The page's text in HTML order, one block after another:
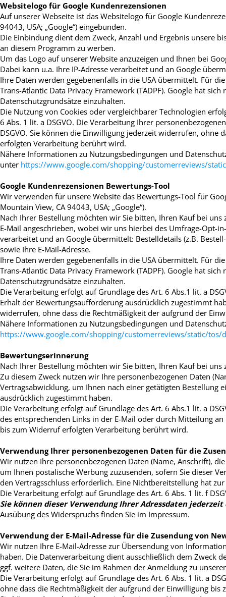
Websitelogo für Google Kundenrezensionen
Auf unserer Webseite ist das Websitelogo für Google
94043, USA; „Google“) eingebunden.
Die Einbindung dient dem Zweck, Anzahl und Ergebnis unsere
an diesem Programm zu werben.
Um das Logo auf unserer Website anzuzeigen und Ihnen bei
Dabei kann u.a. Ihre IP-Adresse verarbeitet und an Google
Ihre Daten werden gegebenenfalls in die USA übermittelt. Für
Trans-Atlantic Data Privacy Framework (TADPF). Google hat sich
Datenschutzgrundsätze einzuhalten.
Die Nutzung von Cookies oder vergleichbarer Technologien
6 Abs. 1 lit. a DSGVO. Die Verarbeitung Ihrer
DSGVO. Sie können die Einwilligung jederzeit widerrufen,
erfolgten Verarbeitung berührt wird.
Nähere Informationen zu Nutzungsbedingungen und
unter https://www.google.com/shopping/customerreviews/
Google Kundenrezensionen Bewertungs-Tool
Wir verwenden für unsere Website das Bewertungs-Tool für
Mountain View, CA 94043, USA; „Google“).
Nach Ihrer Bestellung möchten wir Sie bitten, Ihren Kauf bei
E-Mail angeschrieben, wobei wir uns hierbei des Umfrage-Opt-
verarbeitet und an Google übermittelt: Bestelldetails (z.B.
sowie Ihre E-Mail-Adresse.
Ihre Daten werden gegebenenfalls in die USA übermittelt. Für
Trans-Atlantic Data Privacy Framework (TADPF). Google hat sich
Datenschutzgrundsätze einzuhalten.
Die Verarbeitung erfolgt auf Grundlage des Art. 6 Abs.1 lit. a
Erhalt der Bewertungsaufforderung ausdrücklich zugestimmt
widerrufen, ohne dass die Rechtmäßigkeit der aufgrund der
Nähere Informationen zu Nutzungsbedingungen und
https://www.google.com/shopping/customerreviews/static/tos/
Bewertungserinnerung
Nach Ihrer Bestellung möchten wir Sie bitten, Ihren Kauf bei uns
Zu diesem Zweck nutzen wir Ihre personenbezogenen Daten
Vertragsabwicklung, um Ihnen nach einer getätigten Bestellung
ausdrücklich zugestimmt haben.
Die Verarbeitung erfolgt auf Grundlage des Art. 6 Abs.1 lit. a
des entsprechenden Links in der E-Mail oder durch Mitteilung
bis zum Widerruf erfolgten Verarbeitung berührt wird.
Verwendung Ihrer personenbezogenen Daten für die
Wir nutzen Ihre personenbezogenen Daten (Name, Anschrift),
um Ihnen postalische Werbung zuzusenden, sofern Sie dieser
den Vertragsschluss erforderlich. Eine Nichtbereitstellung hat
Die Verarbeitung erfolgt auf Grundlage des Art. 6 Abs. 1 lit. f
Sie können dieser Verwendung Ihrer Adressdaten
Ausübung des Widerspruchs finden Sie im Impressum.
Verwendung der E-Mail-Adresse für die Zusendung von
Wir nutzen Ihre E-Mail-Adresse zur Übersendung von
haben. Die Datenverarbeitung dient ausschließlich dem Zweck
ggf. weitere Daten, die Sie im Rahmen der Anmeldung zu
Die Verarbeitung erfolgt auf Grundlage des Art. 6 Abs. 1 lit. a
ohne dass die Rechtmäßigkeit der aufgrund der Einwilligung